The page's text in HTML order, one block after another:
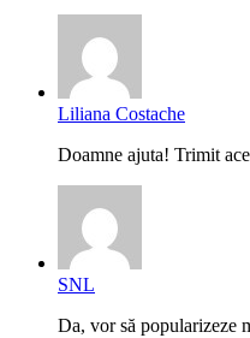
Liliana Costache
Doamne ajuta! Trimit
SNL
Da, vor să popularizeze